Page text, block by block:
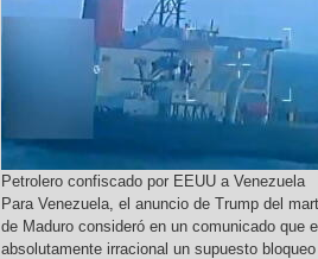
Petrolero confiscado por EEUU a Venezuela
Para Venezuela, el anuncio de Trump del
de Maduro consideró en un comunicado que
absolutamente irracional un supuesto